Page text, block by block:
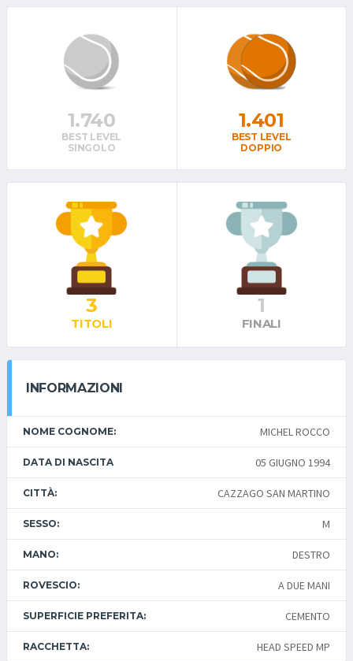
1.740
BEST LEVEL
SINGOLO
1.401
BEST LEVEL
DOPPIO
3
TITOLI
1
FINALI
INFORMAZIONI
NOME COGNOME: MICHEL ROCCO
DATA DI NASCITA 05 GIUGNO 1994
CITTÀ: CAZZAGO SAN MARTINO
SESSO: M
MANO: DESTRO
ROVESCIO: A DUE MANI
SUPERFICIE PREFERITA: CEMENTO
RACCHETTA: HEAD SPEED MP